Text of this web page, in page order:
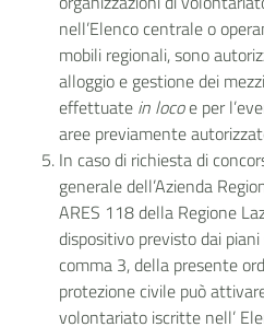
nell’Elenco centrale o
mobili regionali, sono
alloggio e gestione dei
effettuate in locoe per
aree previamente
In caso di richiesta di
generale dell’Azienda
ARES 118 della Regione
dispositivo previsto dai
comma 3, della presente
protezione civile può
volontariato iscritte nell’